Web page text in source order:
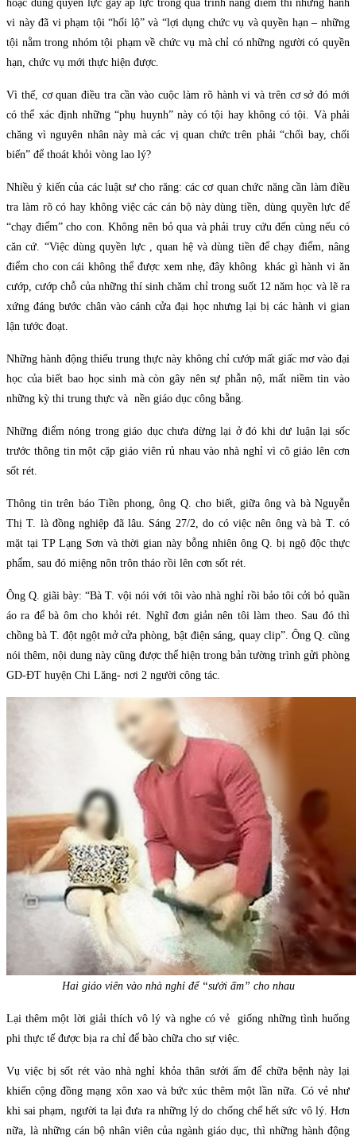
hoặc dùng quyền lực gây áp lực trong quá trình nâng điểm thì những hành
vi này đã vi phạm tội “hối lộ” và “lợi dụng chức vụ và quyền hạn – những
tội nằm trong nhóm tội phạm về chức vụ mà chỉ có những người có quyền
hạn, chức vụ mới thực hiện được.
Vì thế, cơ quan điều tra cần vào cuộc làm rõ hành vi và trên cơ sở đó mới
có thể xác định những “phụ huynh” này có tội hay không có tội. Và phải
chăng vì nguyên nhân này mà các vị quan chức trên phải “chối bay, chối
biến” để thoát khỏi vòng lao lý?
Nhiều ý kiến của các luật sư cho răng: các cơ quan chức năng cần làm điều
tra làm rõ có hay không việc các cán bộ này dùng tiền, dùng quyền lực để
“chạy điểm” cho con. Không nên bỏ qua và phải truy cứu đến cùng nếu có
căn cứ. “Việc dùng quyền lực , quan hệ và dùng tiền để chạy điểm, nâng
điểm cho con cái không thể được xem nhẹ, đây không khác gì hành vi ăn
cướp, cướp chỗ của những thí sinh chăm chỉ trong suốt 12 năm học và lẽ ra
xứng đáng bước chân vào cánh cửa đại học nhưng lại bị các hành vi gian
lận tước đoạt.
Những hành động thiếu trung thực này không chỉ cướp mất giấc mơ vào đại
học của biết bao học sinh mà còn gây nên sự phẫn nộ, mất niềm tin vào
những kỳ thi trung thực và nền giáo dục công bằng.
Những điểm nóng trong giáo dục chưa dừng lại ở đó khi dư luận lại sốc
trước thông tin một cặp giáo viên rủ nhau vào nhà nghỉ vì cô giáo lên cơn
sốt rét.
Thông tin trên báo Tiền phong, ông Q. cho biết, giữa ông và bà Nguyễn
Thị T. là đồng nghiệp đã lâu. Sáng 27/2, do có việc nên ông và bà T. có
mặt tại TP Lạng Sơn và thời gian này bỗng nhiên ông Q. bị ngộ độc thực
phẩm, sau đó miệng nôn trôn tháo rồi lên cơn sốt rét.
Ông Q. giãi bày: “Bà T. vội nói với tôi vào nhà nghỉ rồi bảo tôi cởi bỏ quần
áo ra để bà ôm cho khỏi rét. Nghĩ đơn giản nên tôi làm theo. Sau đó thì
chồng bà T. đột ngột mở cửa phòng, bật điện sáng, quay clip”. Ông Q. cũng
nói thêm, nội dung này cũng được thể hiện trong bản tường trình gửi phòng
GD-ĐT huyện Chi Lăng- nơi 2 người công tác.
Hai giáo viên vào nhà nghỉ để “sưởi ấm” cho nhau
Lại thêm một lời giải thích vô lý và nghe có vẻ giống những tình huống
phi thực tế được bịa ra chỉ để bào chữa cho sự việc.
Vụ việc bị sốt rét vào nhà nghỉ khỏa thân sưởi ấm để chữa bệnh này lại
khiến cộng đồng mạng xôn xao và bức xúc thêm một lần nữa. Có vẻ như
khi sai phạm, người ta lại đưa ra những lý do chống chế hết sức vô lý. Hơn
nữa, là những cán bộ nhân viên của ngành giáo dục, thì những hành động